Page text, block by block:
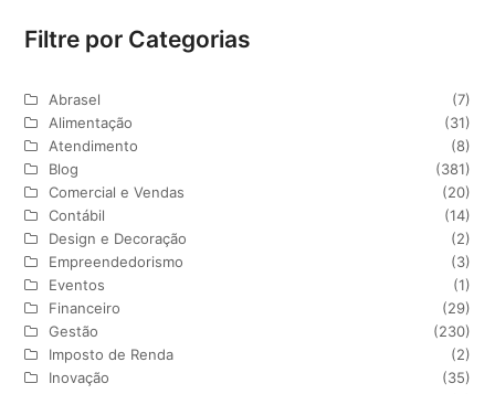
Filtre por Categorias
Abrasel
(7)
Alimentação
(31)
Atendimento
(8)
Blog
(381)
Comercial e Vendas
(20)
Contábil
(14)
Design e Decoração
(2)
Empreendedorismo
(3)
Eventos
(1)
Financeiro
(29)
Gestão
(230)
Imposto de Renda
(2)
Inovação
(35)